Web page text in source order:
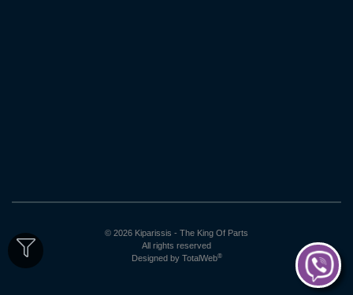
© 2026 Kiparissis - The King Of Parts
All rights reserved
Designed by TotalWeb®